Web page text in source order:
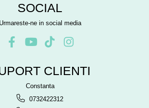
SOCIAL
Urmareste-ne in social media
CLIENTI
Constanta
0732422312